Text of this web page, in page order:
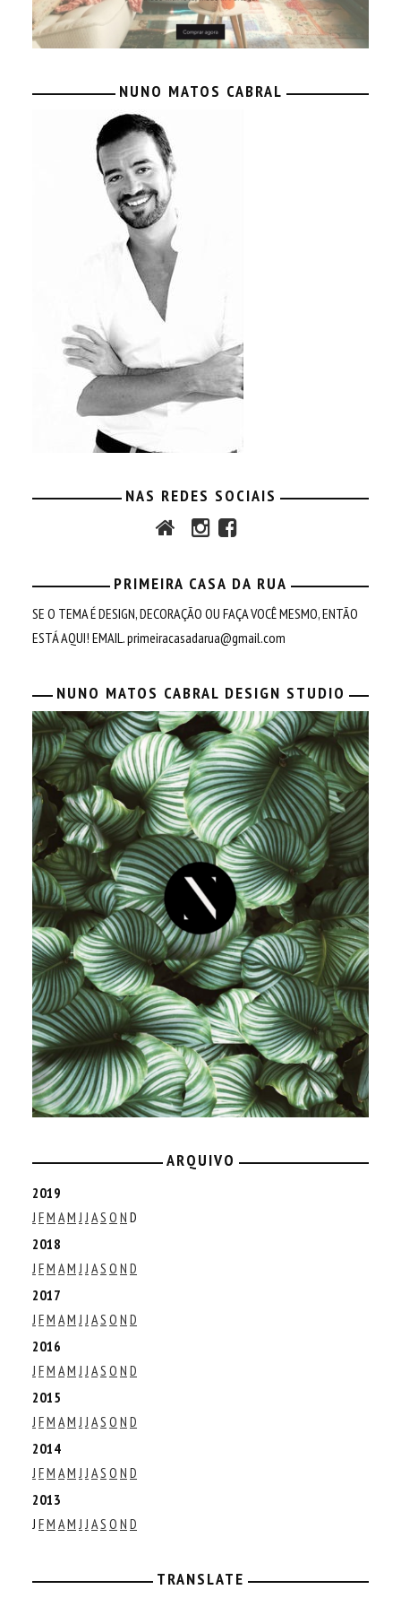
NUNO MATOS CABRAL
NAS REDES SOCIAIS
PRIMEIRA CASA DA RUA
SE O TEMA É DESIGN, DECORAÇÃO OU FAÇA VOCÊ MESMO, ENTÃO
ESTÁ AQUI! EMAIL.primeiracasadarua@gmail.com
NUNO MATOS CABRAL DESIGN STUDIO
ARQUIVO
2019
J FM AM J J AS O N D
2018
J FM AM J J AS O N D
2017
J FM AM J J AS O N D
2016
J FM AM J J AS O N D
2015
J FM AM J J AS O N D
2014
J FM AM J J AS O N D
2013
J FM AM J J AS O N D
TRANSLATE